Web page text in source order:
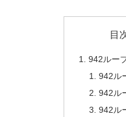
目
942ルー
942ル
942ル
942ル